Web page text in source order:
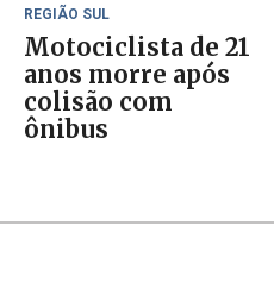
REGIÃO SUL
Motociclista de 21
anos morre após
colisão com
ônibus